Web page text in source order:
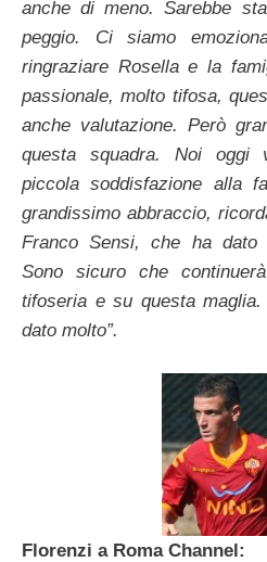
anche di meno. Sarebbe
peggio. Ci siamo
ringraziare Rosella e la
passionale, molto tifosa,
anche valutazione. Però
questa squadra. Noi oggi
piccola soddisfazione alla
grandissimo abbraccio,
Franco Sensi, che ha dato
Sono sicuro che
tifoseria e su questa
dato molto”.
Florenzi a Roma Channel: